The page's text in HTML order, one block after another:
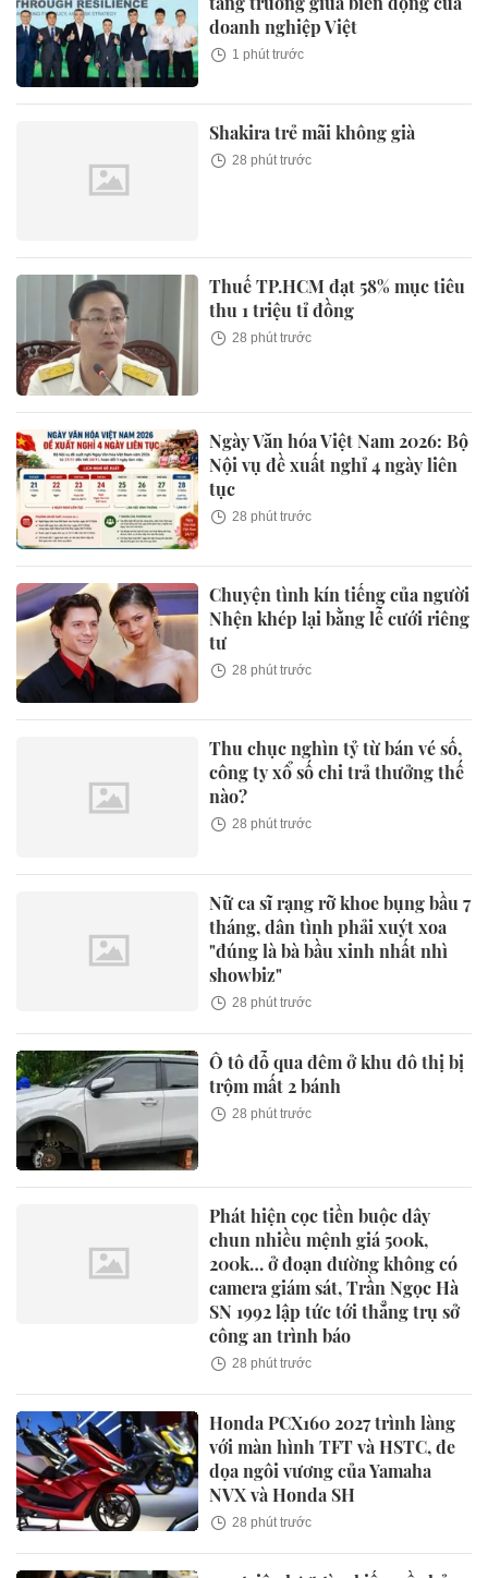
doanh nghiệp Việt
1 phút trước
Shakira trẻ mãi không già
28 phút trước
Thuế TP.HCM đạt 58% mục tiêu
thu 1 triệu tỉ đồng
28 phút trước
Ngày Văn hóa Việt Nam 2026: Bộ
Nội vụ đề xuất nghỉ 4 ngày liên
tục
28 phút trước
Chuyện tình kín tiếng của người
Nhện khép lại bằng lễ cưới riêng
tư
28 phút trước
Thu chục nghìn tỷ từ bán vé số,
công ty xổ số chi trả thưởng thế
nào?
28 phút trước
Nữ ca sĩ rạng rỡ khoe bụng bầu 7
tháng, dân tình phải xuýt xoa
"đúng là bà bầu xinh nhất nhì
showbiz"
28 phút trước
Ô tô đỗ qua đêm ở khu đô thị bị
trộm mất 2 bánh
28 phút trước
Phát hiện cọc tiền buộc dây
chun nhiều mệnh giá 500k,
200k… ở đoạn đường không có
camera giám sát, Trần Ngọc Hà
SN 1992 lập tức tới thẳng trụ sở
công an trình báo
28 phút trước
Honda PCX160 2027 trình làng
với màn hình TFT và HSTC, đe
dọa ngôi vương của Yamaha
NVX và Honda SH
28 phút trước